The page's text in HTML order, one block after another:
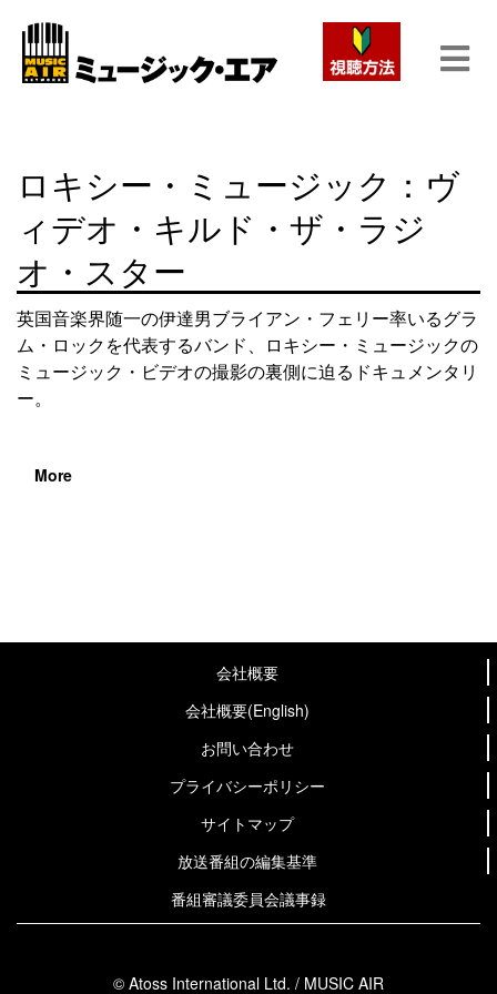
ロキシー・ミュージック：ヴ
ィデオ・キルド・ザ・ラジ
オ・スター
英国音楽界随一の伊達男ブライアン・フェリー率いるグラ
ム・ロックを代表するバンド、ロキシー・ミュージックの
ミュージック・ビデオの撮影の裏側に迫るドキュメンタリ
ー。
More
会社概要
会社概要(English)
お問い合わせ
プライバシーポリシー
サイトマップ
放送番組の編集基準
番組審議委員会議事録
© Atoss International Ltd. / MUSIC AIR